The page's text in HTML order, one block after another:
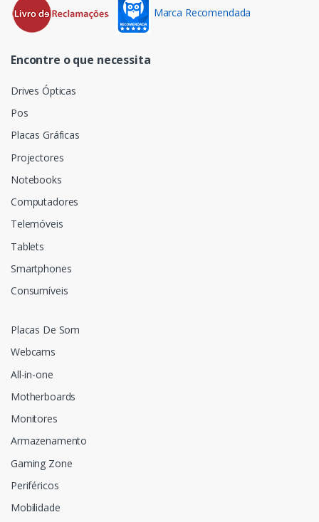
Marca Recomendada
Encontre o que necessita
Drives Ópticas
Pos
Placas Gráficas
Projectores
Notebooks
Computadores
Telemóveis
Tablets
Smartphones
Consumíveis
Placas De Som
Webcams
All-in-one
Motherboards
Monitores
Armazenamento
Gaming Zone
Periféricos
Mobilidade